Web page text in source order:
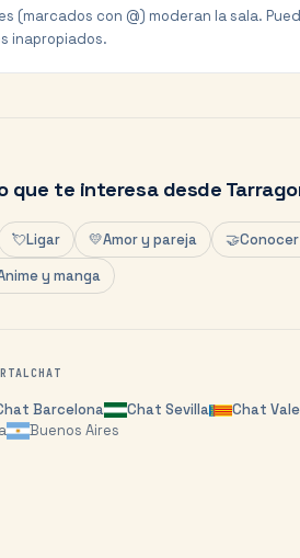
(marcados con @) moderan la sala.
inapropiados.
que te interesa desde
💘Ligar 💛Amor y pareja 🤝
y manga
Barcelona Chat Sevilla Chat
Buenos Aires